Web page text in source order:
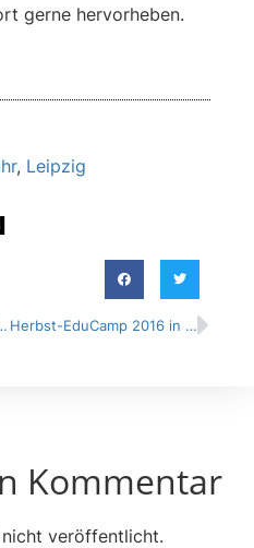
gerne hervorheben.
, Leipzig
EduCamp 2017 Herbst-EduCamp 2016 in Hattingen
Kommentar
veröffentlicht.